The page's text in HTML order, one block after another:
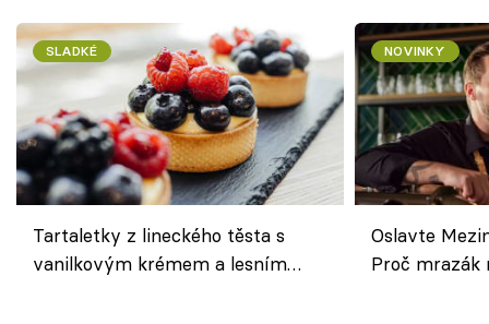
SLADKÉ
Tartaletky z lineckého těsta s
vanilkovým krémem a lesním
NOVINKY
Oslavte
Proč